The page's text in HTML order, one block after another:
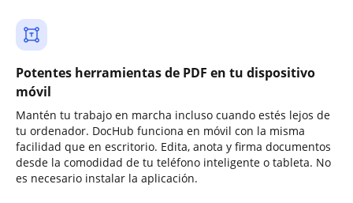
Potentes herramientas de PDF en tu dispositivo
móvil
Mantén tu trabajo en marcha incluso cuando estés lejos de
tu ordenador. DocHub funciona en móvil con la misma
facilidad que en escritorio. Edita, anota y firma documentos
desde la comodidad de tu teléfono inteligente o tableta. No
es necesario instalar la aplicación.